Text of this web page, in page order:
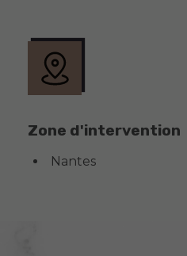
Zone d'intervention
Nantes